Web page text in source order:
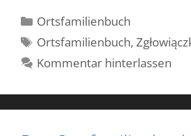
Kategorien
Ortsfamilienbuch
Schlagwörter
Ortsfamilienbuch,
Kommentar hinterlassen